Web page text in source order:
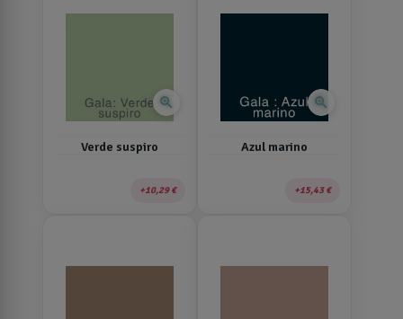
zoom_in
Verde suspiro
10,29 €
zoom_in
Azul marino
15,43 €